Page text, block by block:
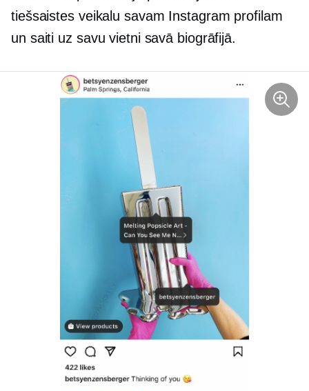
tiešsaistes veikalu savam Instagram profilam
un saiti uz savu vietni savā biogrāfijā.